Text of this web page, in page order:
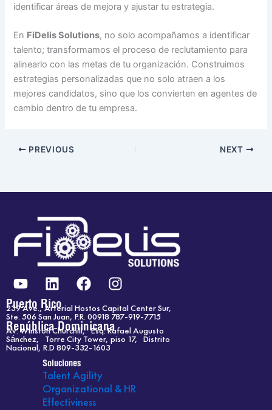
identificar áreas de mejora y ajustar tu estrategia.
En FiDelis Solutions, no solo acompañamos a identificar
talento; transformamos el proceso de reclutamiento para
alinearlo con las metas de tu organización. Construimos
estrategias personalizadas que no solo atraen a los
mejores candidatos, sino que los convierten en agentes de
cambio dentro de tu empresa.
PREVIOUS NEXT
Y
o
u
t
u
b
L
i
n
k
e
d
i
n
F
a
c
e
b
o
k
I
n
s
t
a
m
Puerto Rico
239 Ave., Arterial Hostos Capital Center Sur,
Ste. 506 San Juan, P.R. 00918 787-919-7715
República Dominicana
Av. Winston Churchill, Esq. Rafael Augusto
Sánchez, Torre City Tower, piso 17, Distrito
Nacional, R.D 809-332-1603
Soluciones
Talent Agility
Organizational & HR
Effectiviness